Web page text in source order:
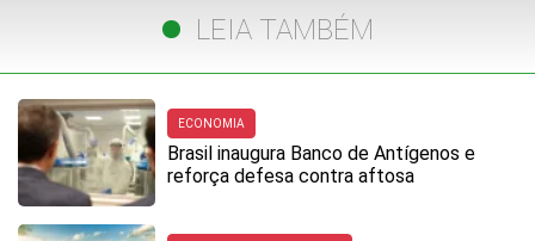
LEIA TAMBÉM
ECONOMIA
Brasil inaugura Banco de Antígenos e
reforça defesa contra aftosa